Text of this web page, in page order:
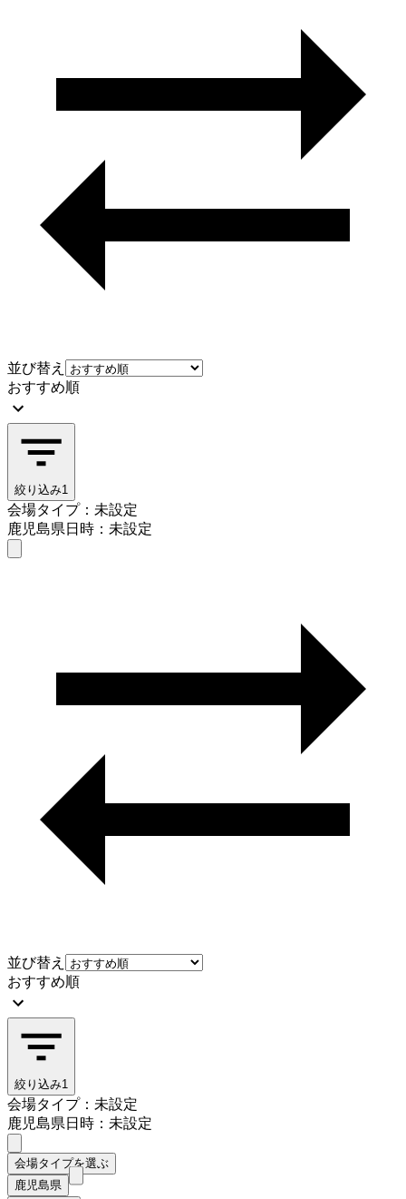
並び替え
おすすめ順
絞り込み1
会場タイプ：未設定
鹿児島県日時：未設定
並び替え
おすすめ順
絞り込み1
会場タイプ：未設定
鹿児島県日時：未設定
会場タイプを選ぶ
鹿児島県